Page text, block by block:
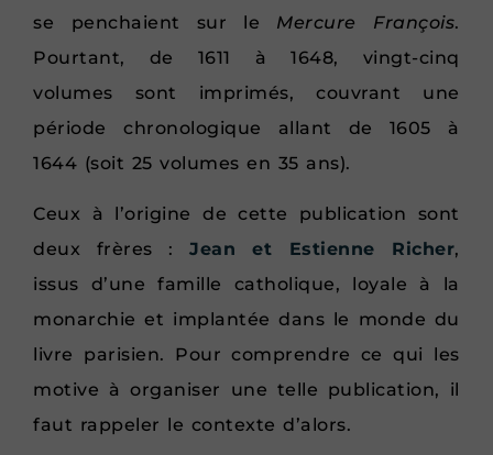
se penchaient sur le Mercure François.
Pourtant, de 1611 à 1648, vingt-cinq
volumes sont imprimés, couvrant une
période chronologique allant de 1605 à
1644 (soit 25 volumes en 35 ans).
Ceux à l’origine de cette publication sont
deux frères : Jean et Estienne Richer,
issus d’une famille catholique, loyale à la
monarchie et implantée dans le monde du
livre parisien. Pour comprendre ce qui les
motive à organiser une telle publication, il
faut rappeler le contexte d’alors.